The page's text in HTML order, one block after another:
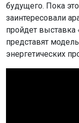
будущего. Пока
заинтересовали
пройдет выставка
представят
энергетических